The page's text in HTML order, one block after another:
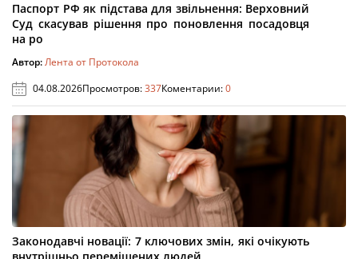
Паспорт РФ як підстава для звільнення: Верховний
Суд скасував рішення про поновлення посадовця
на ро
Автор:Лента от Протокола
04.08.2026Просмотров:337Коментарии:0
Законодавчі новації: 7 ключових змін, які очікують